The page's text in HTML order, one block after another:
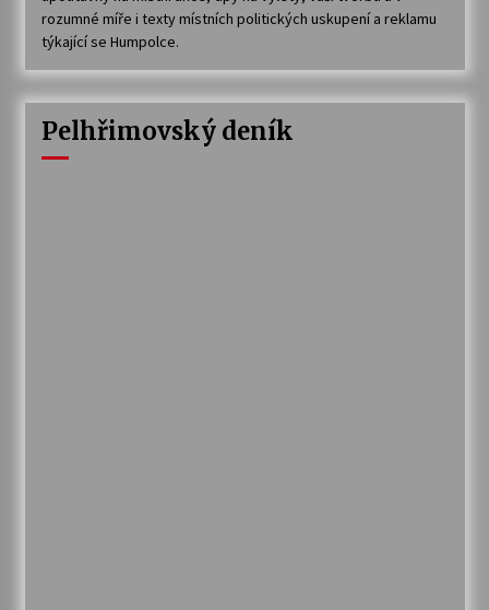
rozumné míře i texty místních politických uskupení a reklamu
týkající se Humpolce.
Pelhřimovský deník